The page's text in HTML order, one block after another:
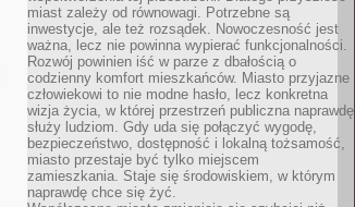
miast zależy od równowagi. Potrzebne są
inwestycje, ale też rozsądek. Nowoczesność jest
ważna, lecz nie powinna wypierać funkcjonalności.
Rozwój powinien iść w parze z dbałością o
codzienny komfort mieszkańców. Miasto przyjazne
człowiekowi to nie modne hasło, lecz konkretna
wizja życia, w której przestrzeń publiczna naprawdę
służy ludziom. Gdy uda się połączyć wygodę,
bezpieczeństwo, dostępność i lokalną tożsamość,
miasto przestaje być tylko miejscem
zamieszkania. Staje się środowiskiem, w którym
naprawdę chce się żyć.